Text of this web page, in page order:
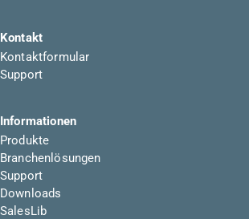
Kontakt
Kontaktformular
Support
Informationen
Produkte
Branchenlösungen
Support
Downloads
SalesLib